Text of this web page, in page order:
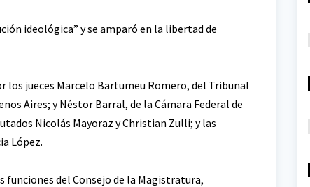
ideológica” y se amparó en la libertad de
jueces Marcelo Bartumeu Romero, del Tribunal
Aires; y Néstor Barral, de la Cámara Federal de
Nicolás Mayoraz y Christian Zulli; y las
López.
funciones del Consejo de la Magistratura,